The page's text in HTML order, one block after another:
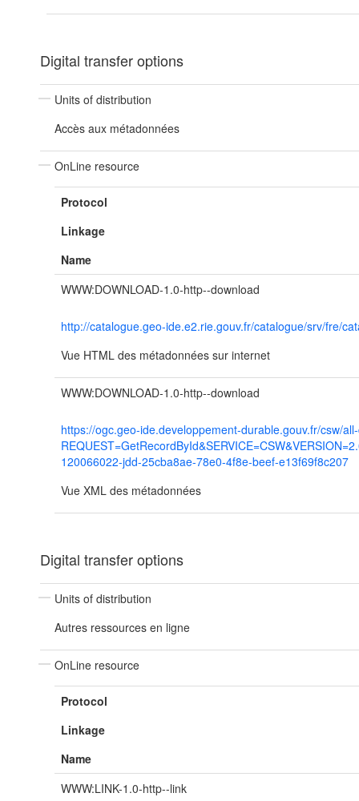
Digital transfer options
Units of distribution
Accès aux métadonnées
OnLine resource
Protocol
Linkage
Name
WWW:DOWNLOAD-1.0-http--download
http://catalogue.geo-ide.e2.rie.gouv.fr/catalogue/srv/fre/
Vue HTML des métadonnées sur internet
WWW:DOWNLOAD-1.0-http--download
https://ogc.geo-ide.developpement-durable.gouv.fr/csw/
120066022-jdd-25cba8ae-78e0-4f8e-beef-e13f69f8c207
Vue XML des métadonnées
Digital transfer options
Units of distribution
Autres ressources en ligne
OnLine resource
Protocol
Linkage
Name
WWW:LINK-1.0-http--link